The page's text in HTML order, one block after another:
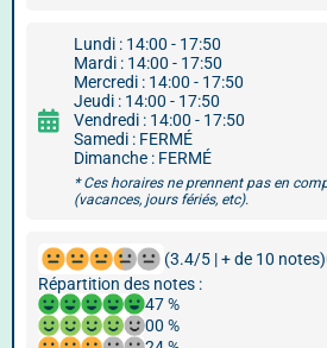
Lundi : 14:00 - 17:50
Mardi : 14:00 - 17:50
Mercredi : 14:00 - 17:50
Jeudi : 14:00 - 17:50
Vendredi : 14:00 - 17:50
Samedi : FERMÉ
Dimanche : FERMÉ
* Ces horaires ne prennent pas en
(vacances, jours fériés, etc).
(3.4/5 | + de 10 notes)
Répartition des notes :
47 %
00 %